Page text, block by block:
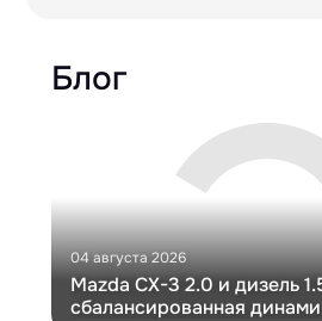
Блог
04 августа 2026
Mazda CX-3 2.0 и дизель
сбалансированная